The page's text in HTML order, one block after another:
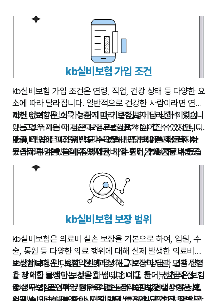
kb실비보험 가입 조건
kb실비보험 가입 조건은 연령, 직업, 건강 상태 등 다양한 요
소에 따라 달라집니다. 일반적으로 건강한 사람이라면 연령
제한 없이 가입이 가능하지만, 기존 질병이나 상해 이력이
있는 경우 가입이 제한되거나 보험료가 높아질 수 있습니다.
또한, 직업에 따라 위험도가 다르게 평가되어 보험료가 차
등 적용될 수 있습니다. 자세한 가입 조건은 kb금융그룹 공
식 웹사이트 또는 가까운 지점을 통해 확인하실 수 있습니
kb실비보험은 소득 수준에 따라 보험료가 달라질 수 있습니
다. 고소득자는 더 높은 보험료를 납부해야 할 수 있지만, 그
만큼 더 높은 보장을 받을 수 있습니다. 반대로 저소득자는
보험료 부담을 줄일 수 있지만, 보장 범위가 제한될 수 있습
니다. 따라서 자신의 경제 상황과 필요한 보장 수준을 고려
하여 보험 가입 여부를 결정하는 것이 중요합니다.
kb실비보험은 다양한 특약을 통해 보장 범위를 확대할 수
있습니다. 예를 들어, 질병입원비, 수술비, 통원치료비 등을
추가로 보장받을 수 있습니다. 하지만 특약을 추가할수록 보
험료가 증가하므로, 자신의 필요에 맞춰 신중하게 특약을
kb실비보험 보장 범위
kb실비보험은 의료비 실손 보장을 기본으로 하여, 입원, 수
술, 통원 등 다양한 의료 행위에 대해 실제 발생한 의료비를
보상합니다. 단, 보험약관에 명시된 자기부담금과 면책사항
을 제외한 금액만 보상받을 수 있습니다. 자기부담금은 보험
금 청구 시 본인이 부담해야 하는 금액이며, 면책사항은 보
kb실비보험은 다양한 질병과 상해를 보장하지만, 모든 질병
과 상해를 보장하는 것은 아닙니다. 예를 들어, 선천적 질병
이나 자살, 고의적인 행위로 인한 상해는 보장 대상에서 제
kb실비보험은 여러가지 특약을 통해 보장범위를 더욱 넓힐